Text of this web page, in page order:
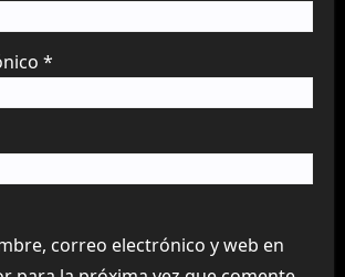
*
correo electrónico y web en